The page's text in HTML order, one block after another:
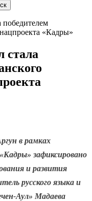
победителем
«Кадры»
стала
в рамках
зафиксировано
и развития
русского языка и
Аул» Мадаева